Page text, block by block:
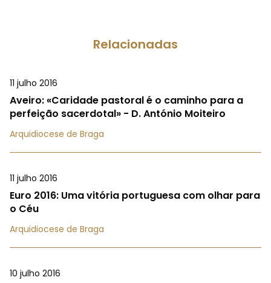
Relacionadas
11 julho 2016
Aveiro: «Caridade pastoral é o caminho para a
perfeição sacerdotal» - D. António Moiteiro
Arquidiocese de Braga
11 julho 2016
Euro 2016: Uma vitória portuguesa com olhar para
o Céu
Arquidiocese de Braga
10 julho 2016